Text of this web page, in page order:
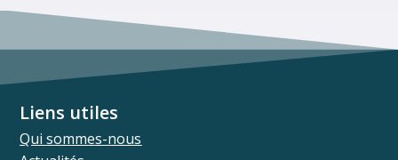
Liens utiles
Qui sommes-nous